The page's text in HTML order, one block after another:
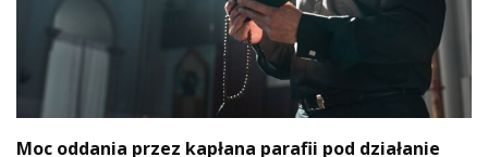
Moc oddania przez kapłana parafii pod działanie